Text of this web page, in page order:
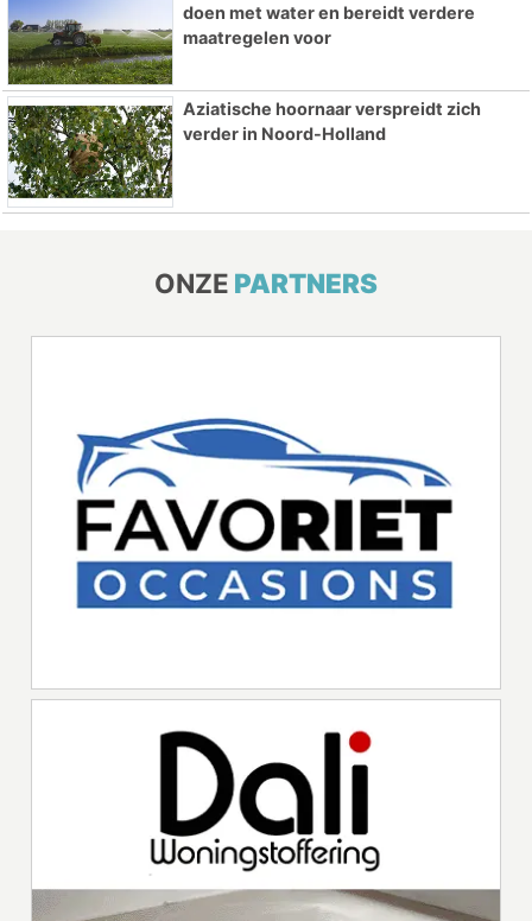
doen met water en bereidt verdere
maatregelen voor
Aziatische hoornaar verspreidt zich
verder in Noord-Holland
ONZE PARTNERS